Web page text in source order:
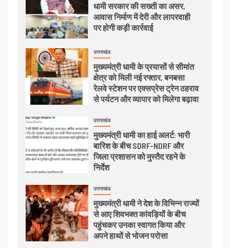
धामी सरकार की सख्ती का असर,
आवास निर्माण में देरी और लापरवाही
पर होगी कड़ी कार्रवाई
उत्तराखंड
मुख्यमंत्री धामी के प्रयासों से सीमांत
क्षेत्र को मिली नई रफ्तार, बनबसा
रेलवे स्टेशन पर एक्सप्रेस ट्रेन ठहराव
से पर्यटन और व्यापार को मिलेगा बढ़ावा
उत्तराखंड
मुख्यमंत्री धामी का हाई अलर्ट: भारी
बारिश के बीच SDRF-NDRF और
जिला प्रशासन को मुस्तैद रहने के
निर्देश
उत्तराखंड
मुख्यमंत्री धामी ने देश के विभिन्न राज्यों
से आए शिवभक्त कांवड़ियों के बीच
पहुंचकर उनका स्वागत किया और
अपने हाथों से भोजन परोसा